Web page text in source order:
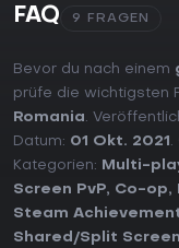
FAQ 9 FRAGEN
Bevor du nach einem
prüfe die wichtigsten
Romania.
Datum: 01 Okt. 2021 .
Kategorien:
Multi-
Screen PvP, Co-op,
Steam
Shared/Split Screen